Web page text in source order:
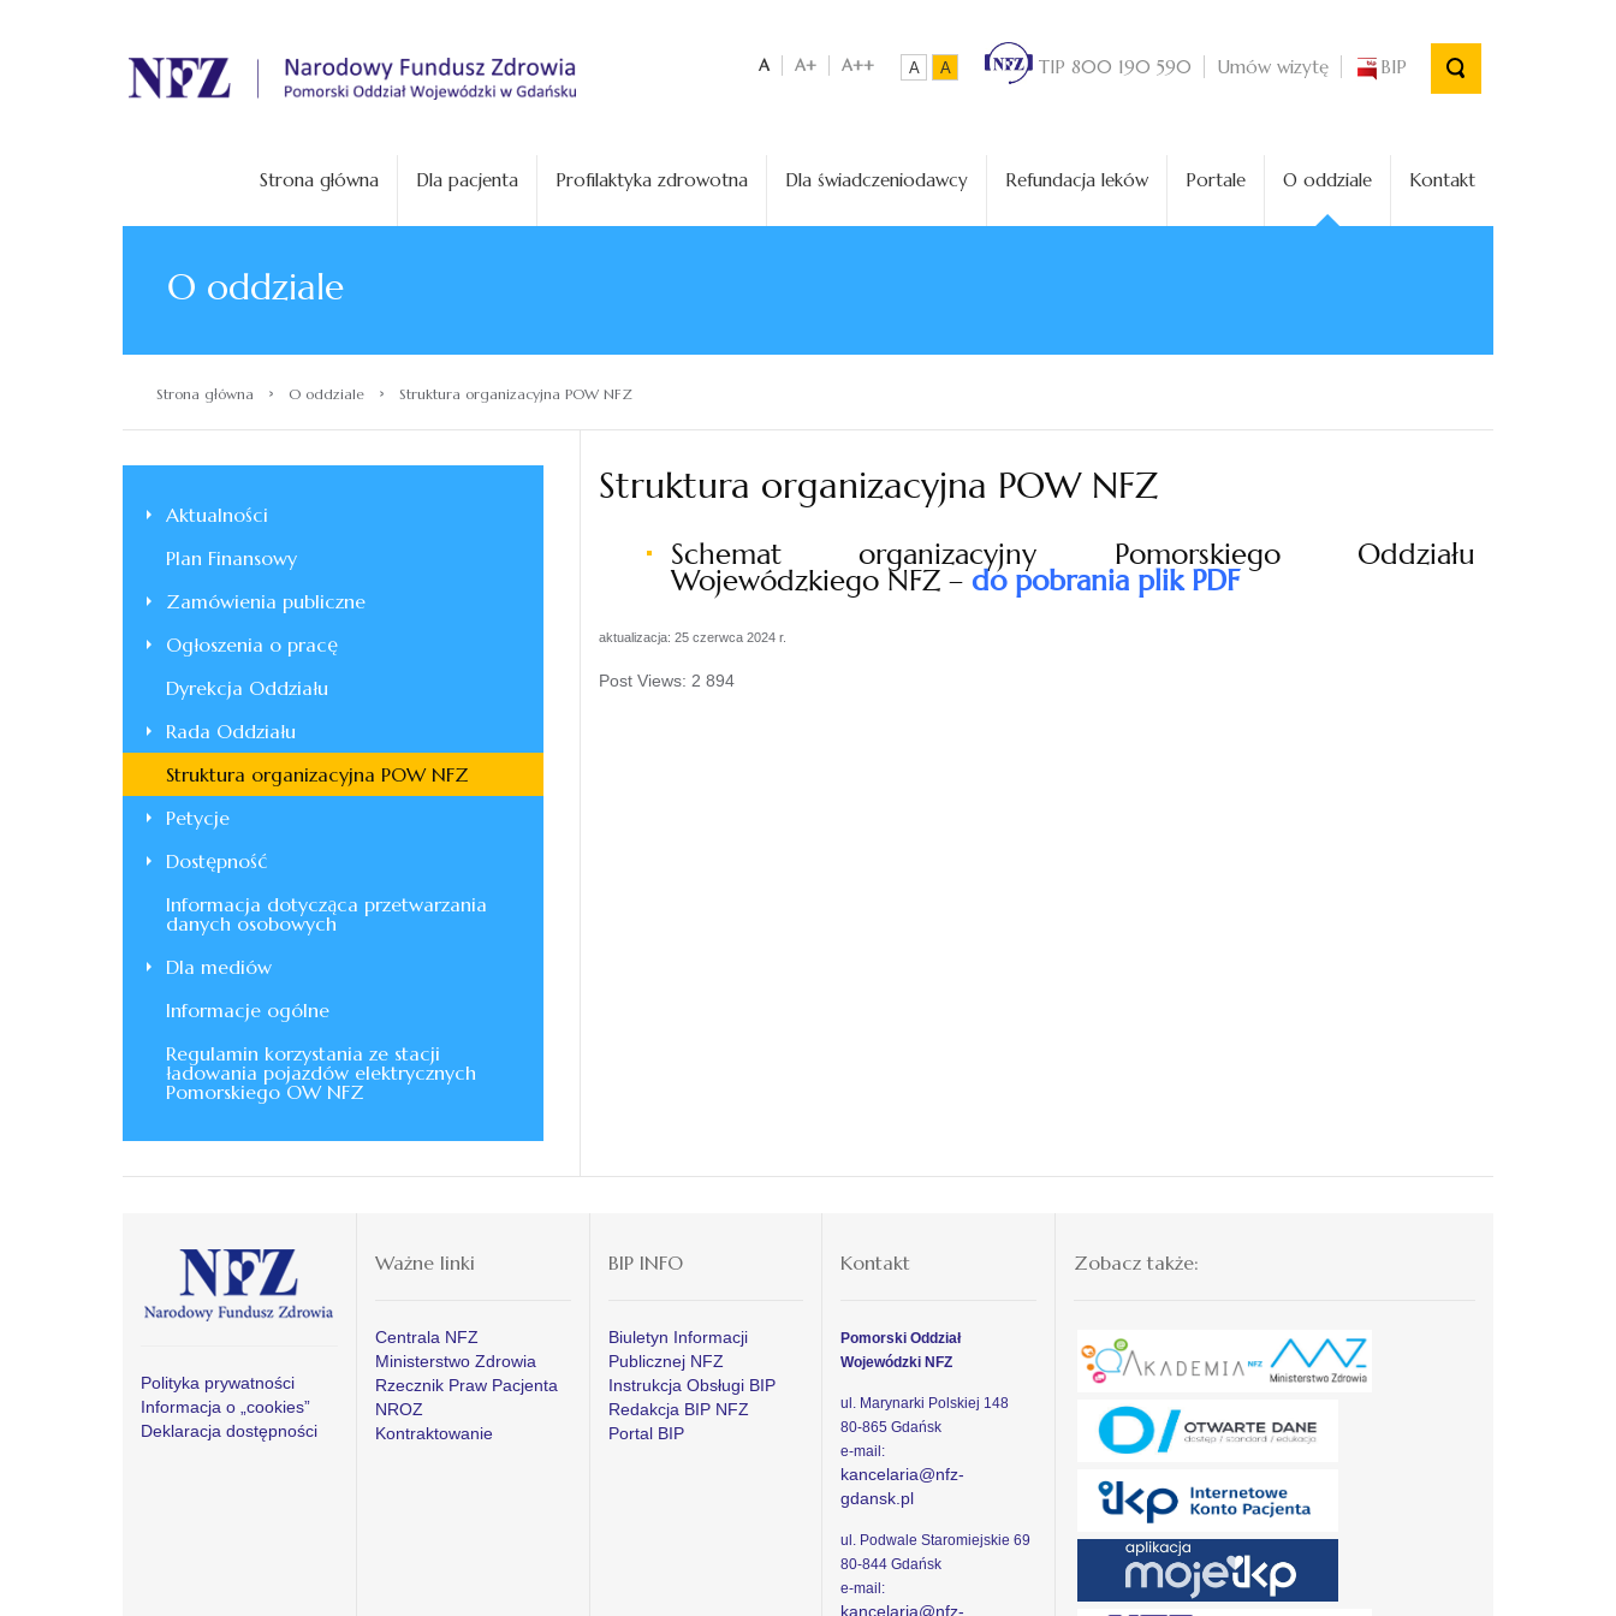
. A A+ A++ A A TIP 800 190 590 Umów wizytę BIP
Strona główna Dla pacjenta Profilaktyka zdrowotna Dla świadczeniodawcy Refundacja leków Portale O oddziale Kontakt
O oddziale
Strona główna › O oddziale › Struktura organizacyjna POW NFZ
Aktualności
Plan Finansowy
Zamówienia publiczne
Ogłoszenia o pracę
Dyrekcja Oddziału
Rada Oddziału
Struktura organizacyjna POW NFZ
Petycje
Dostępność
Informacja dotycząca przetwarzania
danych osobowych
Dla mediów
Informacje ogólne
Regulamin korzystania ze stacji
ładowania pojazdów elektrycznych
Pomorskiego OW NFZ
Struktura organizacyjna POW NFZ
Schemat organizacyjny Pomorskiego Oddziału
Wojewódzkiego NFZ – do pobrania plik PDF
aktualizacja: 25 czerwca 2024 r.
Post Views: 2 894
Polityka prywatności
Informacja o „cookies”
Deklaracja dostępności
Ważne linki
Centrala NFZ
Ministerstwo Zdrowia
Rzecznik Praw Pacjenta
NROZ
Kontraktowanie
BIP INFO
Biuletyn Informacji
Publicznej NFZ
Instrukcja Obsługi BIP
Redakcja BIP NFZ
Portal BIP
Kontakt
Pomorski Oddział
Wojewódzki NFZ
ul. Marynarki Polskiej 148
80-865 Gdańsk
e-mail:
kancelaria@nfz-
gdansk.pl
ul. Podwale Staromiejskie 69
80-844 Gdańsk
e-mail:
kancelaria@nfz-
Zobacz także: